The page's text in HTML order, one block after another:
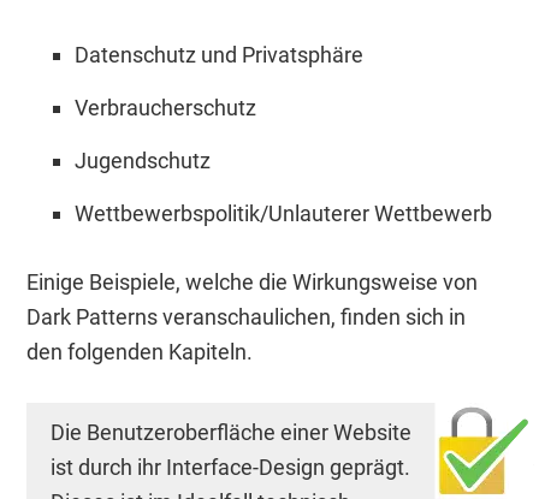
Datenschutz und Privatsphäre
Verbraucherschutz
Jugendschutz
Wettbewerbspolitik/Unlauterer Wettbewerb
Einige Beispiele, welche die Wirkungsweise von
Dark Patterns veranschaulichen, finden sich in
den folgenden Kapiteln.
Die Benutzeroberfläche einer Website
ist durch ihr Interface-Design geprägt.